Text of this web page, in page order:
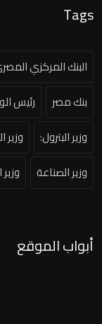
Tags
البنك المركزي
بنك مصر
رئيس
وزير البترول:
وزير
وزير الصناعة
أبواب الموقع